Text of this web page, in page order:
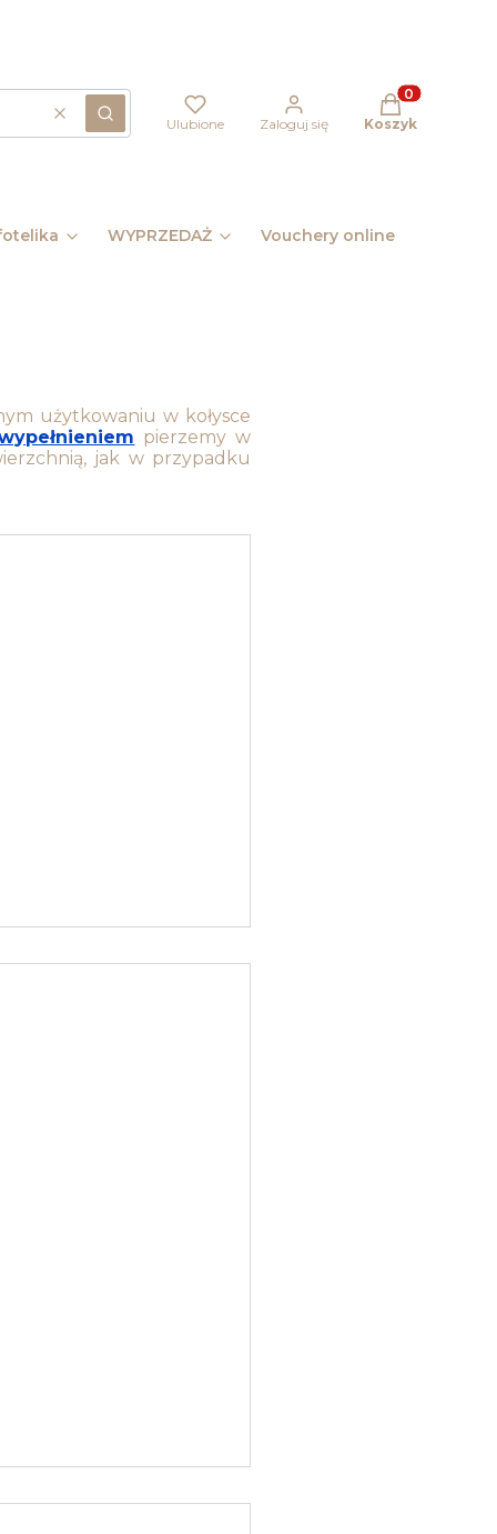
WyczyśćSzukaj Ulubione Zaloguj się
Produkty w
Koszyk
WYPRZEDAŻ Vouchery online
użytkowaniu w kołysce
pierzemy w
jak w przypadku